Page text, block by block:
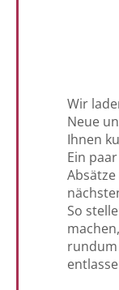
Wir
Neue
Ihnen
Ein
So